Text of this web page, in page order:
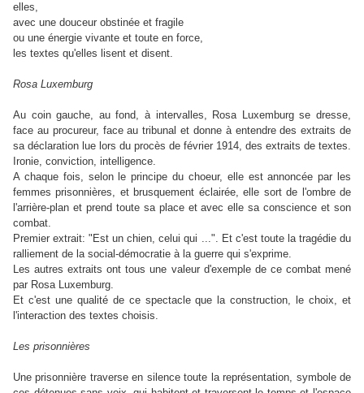
elles,
avec une douceur obstinée et fragile
ou une énergie vivante et toute en force,
les textes qu'elles lisent et disent.
Rosa Luxemburg
Au coin gauche, au fond, à intervalles, Rosa Luxemburg se dresse,
face au procureur, face au tribunal et donne à entendre des extraits de
sa déclaration lue lors du procès de février 1914, des extraits de textes.
Ironie, conviction, intelligence.
A chaque fois, selon le principe du choeur, elle est annoncée par les
femmes prisonnières, et brusquement éclairée, elle sort de l'ombre de
l'arrière-plan et prend toute sa place et avec elle sa conscience et son
combat.
Premier extrait: "Est un chien, celui qui ...". Et c'est toute la tragédie du
ralliement de la social-démocratie à la guerre qui s'exprime.
Les autres extraits ont tous une valeur d'exemple de ce combat mené
par Rosa Luxemburg.
Et c'est une qualité de ce spectacle que la construction, le choix, et
l'interaction des textes choisis.
Les prisonnières
Une prisonnière traverse en silence toute la représentation, symbole de